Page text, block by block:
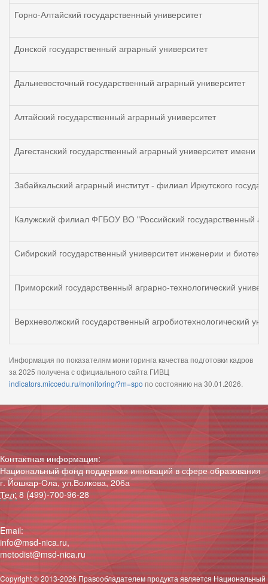
Горно-Алтайский государственный университет
Донской государственный аграрный университет
Дальневосточный государственный аграрный университет
Алтайский государственный аграрный университет
Дагестанский государственный аграрный университет имени
Забайкальский аграрный институт - филиал Иркутского
Калужский филиал ФГБОУ ВО "Российский государственный
Сибирский государственный университет инженерии и
Приморский государственный аграрно-технологический
Верхневолжский государственный агробиотехнологический
Информация по показателям мониторинга качества подготовки кадров
за 2025 получена с официального сайта ГИВЦ
indicators.miccedu.ru/monitoring/?m=spo по состоянию на 30.01.2026.
Контактная информация:
Национальный фонд поддержки инноваций в сфере образования
г. Йошкар-Ола, ул.Волкова, 206а
Тел: 8 (499)-700-96-28
Email:
info@msd-nica.ru,
metodist@msd-nica.ru
Copyright © 2013-2026 Правообладателем продукта являетсяНациональный